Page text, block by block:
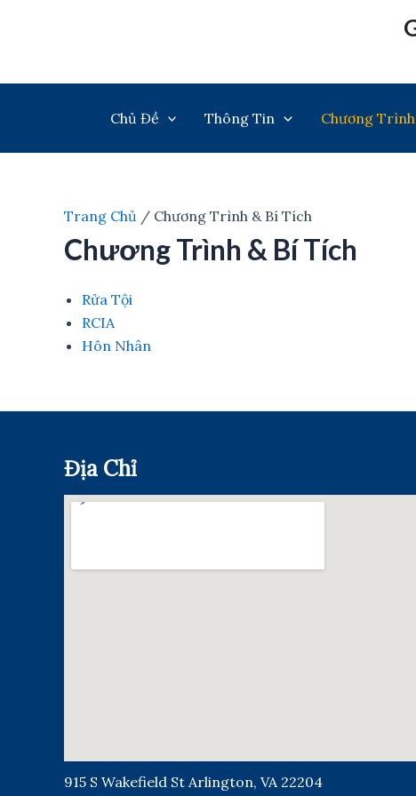
dung
Chủ Đề Thông Tin Chương
Trang Chủ / Chương Trình & Bí Tích
Chương Trình & Bí Tích
Rửa Tội
RCIA
Hôn Nhân
Địa Chỉ
915 S Wakefield St Arlington, VA 22204